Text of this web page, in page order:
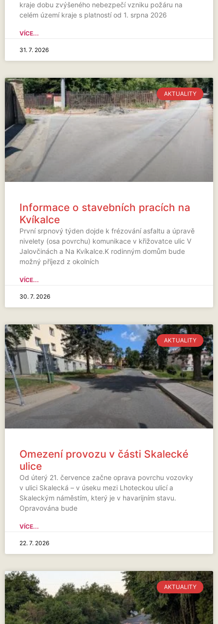
kraje dobu zvýšeného nebezpečí vzniku požáru na
celém území kraje s platností od 1. srpna 2026
VÍCE...
31. 7. 2026
AKTUALITY
Informace o stavebních pracích na
Kvíkalce
První srpnový týden dojde k frézování asfaltu a úpravě
nivelety (osa povrchu) komunikace v křižovatce ulic V
Jalovčinách a Na Kvíkalce.K rodinným domům bude
možný příjezd z okolních
VÍCE...
30. 7. 2026
AKTUALITY
Omezení provozu v části Skalecké
ulice
Od úterý 21. července začne oprava povrchu vozovky
v ulici Skalecká – v úseku mezi Lhoteckou ulicí a
Skaleckým náměstím, který je v havarijním stavu.
Opravována bude
VÍCE...
22. 7. 2026
AKTUALITY